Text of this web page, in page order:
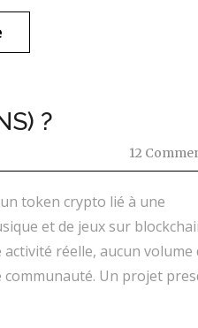
?
12
token crypto lié à une
et de jeux sur
réelle, aucun volume
Un projet